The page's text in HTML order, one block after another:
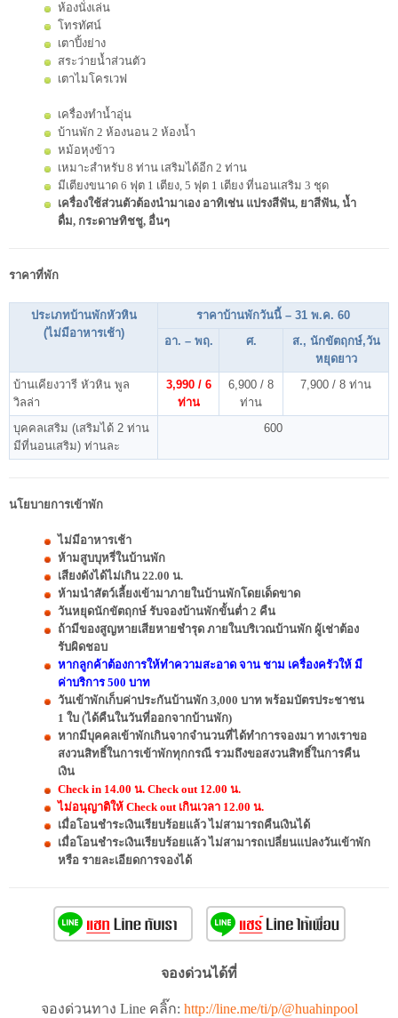
ห้องนั่งเล่น
โทรทัศน์
เตาปิ้งย่าง
สระว่ายน้ำส่วนตัว
เตาไมโครเวฟ
เครื่องทำน้ำอุ่น
บ้านพัก 2 ห้องนอน 2 ห้องน้ำ
หม้อหุงข้าว
เหมาะสำหรับ 8 ท่าน เสริมได้อีก 2 ท่าน
มีเตียงขนาด 6 ฟุต 1 เตียง, 5 ฟุต 1 เตียง ที่นอนเสริม 3 ชุด
เครื่องใช้ส่วนตัวต้องนำมาเอง อาทิเช่น แปรงสีฟัน, ยาสีฟัน, น้ำ
ดื่ม, กระดาษทิชชู, อื่นๆ
ราคาที่พัก
ประเภทบ้านพักหัวหิน
(ไม่มีอาหารเช้า)
ราคาบ้านพักวันนี้ – 31 พ.ค. 60
อา. – พฤ.
ศ. ส., นักขัตฤกษ์,วัน
หยุดยาว
บ้านเคียงวารี หัวหิน พูล
วิลล่า
3,990 / 6
ท่าน
6,900 / 8
ท่าน
7,900 / 8 ท่าน
บุคคลเสริม (เสริมได้ 2 ท่าน
มีที่นอนเสริม) ท่านละ
600
นโยบายการเข้าพัก
ไม่มีอาหารเช้า
ห้ามสูบบุหรี่ในบ้านพัก
เสียงดังได้ไม่เกิน 22.00 น.
ห้ามนำสัตว์เลี้ยงเข้ามาภายในบ้านพักโดยเด็ดขาด
วันหยุดนักขัตฤกษ์ รับจองบ้านพักขั้นต่ำ 2 คืน
ถ้ามีของสูญหายเสียหายชำรุด ภายในบริเวณบ้านพัก ผู้เช่าต้อง
รับผิดชอบ
หากลูกค้าต้องการให้ทำความสะอาด จาน ชาม เครื่องครัวให้ มี
ค่าบริการ 500 บาท
วันเข้าพักเก็บค่าประกันบ้านพัก 3,000 บาท พร้อมบัตรประชาชน
1 ใบ (ได้คืนในวันที่ออกจากบ้านพัก)
หากมีบุคคลเข้าพักเกินจากจำนวนที่ได้ทำการจองมา ทางเราขอ
สงวนสิทธิ์ในการเข้าพักทุกกรณี รวมถึงขอสงวนสิทธิ์ในการคืน
เงิน
Check in 14.00 น. Check out 12.00 น.
ไม่อนุญาติให้ Check out เกินเวลา 12.00 น.
เมื่อโอนชำระเงินเรียบร้อยแล้ว ไม่สามารถคืนเงินได้
เมื่อโอนชำระเงินเรียบร้อยแล้ว ไม่สามารถเปลี่ยนแปลงวันเข้าพัก
หรือ รายละเอียดการจองได้
จองด่วนได้ที่
จองด่วนทาง Line คลิ๊ก: http://line.me/ti/p/@huahinpool